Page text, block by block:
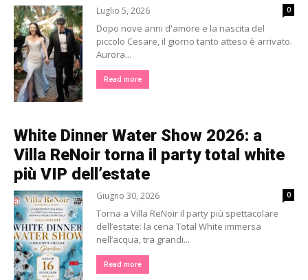
Luglio 5, 2026 0
Dopo nove anni d'amore e la nascita del
piccolo Cesare, il giorno tanto atteso è arrivato.
Aurora...
Read more
White Dinner Water Show 2026: a
Villa ReNoir torna il party total white
più VIP dell’estate
Giugno 30, 2026 0
Torna a Villa ReNoir il party più spettacolare
dell’estate: la cena Total White immersa
nell’acqua, tra grandi...
Read more